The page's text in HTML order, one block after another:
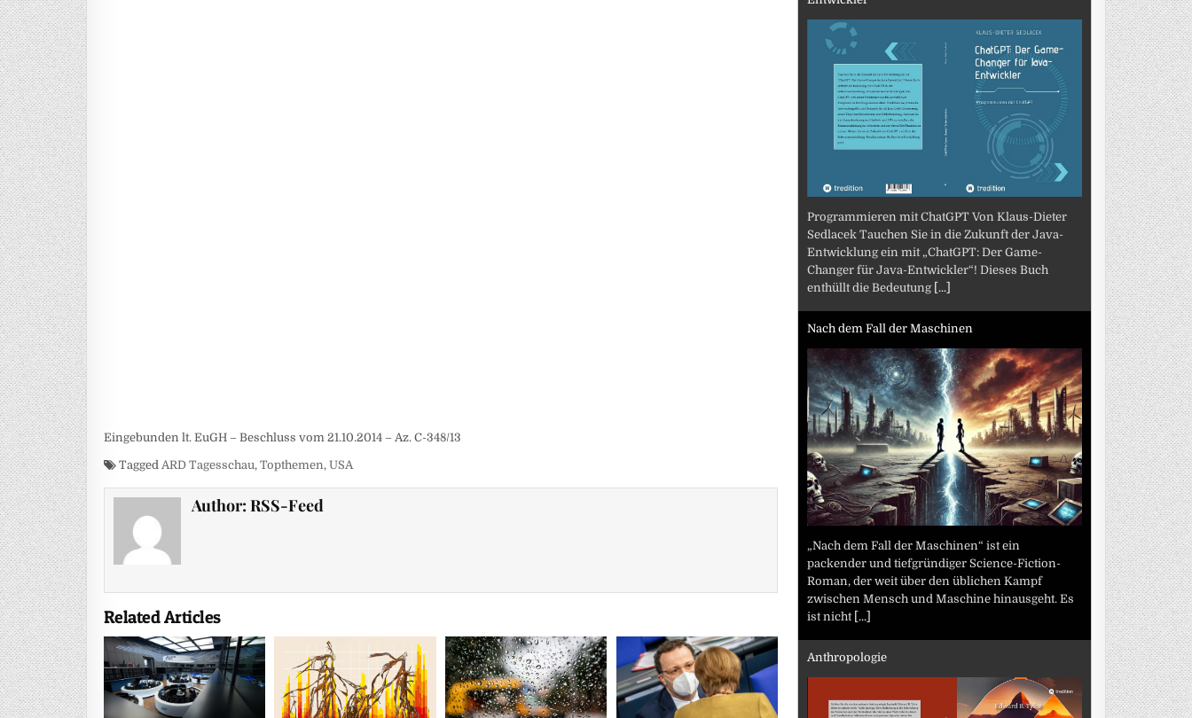
Eingebunden lt. EuGH – Beschluss vom 21.10.2014 – Az. C-348/13
Tagged ARD Tagesschau, Topthemen, USA
Author:RSS-Feed
Related Articles
Programmieren mit ChatGPT Von Klaus-Dieter
Sedlacek Tauchen Sie in die Zukunft der Java-
Entwicklung ein mit „ChatGPT: Der Game-
Changer für Java-Entwickler“! Dieses Buch
enthüllt die Bedeutung [...]
Nach dem Fall der Maschinen
„Nach dem Fall der Maschinen“ ist ein
packender und tiefgründiger Science-Fiction-
Roman, der weit über den üblichen Kampf
zwischen Mensch und Maschine hinausgeht. Es
ist nicht [...]
Anthropologie